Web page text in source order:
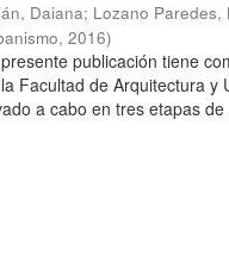
Daiana; Lozano Paredes,
,2016)
publicación tiene
Facultad de Arquitectura y
a cabo en tres etapas de